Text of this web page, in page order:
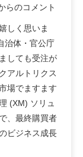
らのコメント
しく思いま
治体・官公庁
しても受注が
アルトリクス
場でますます
(XM) ソリュ
、最終購買者
ビジネス成長